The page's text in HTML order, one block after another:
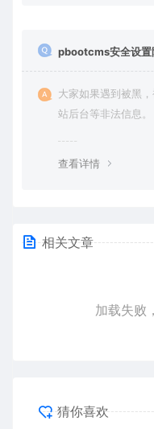
pbootcms安全设置
大家如果遇到被黑
站后台等非法信息
查看详情
相关文章
加载失败
猜你喜欢